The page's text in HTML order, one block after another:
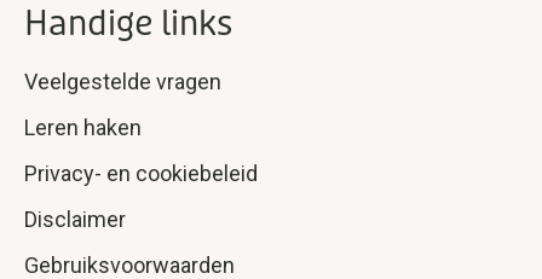
Handige links
Veelgestelde vragen
Leren haken
Privacy- en cookiebeleid
Disclaimer
Gebruiksvoorwaarden